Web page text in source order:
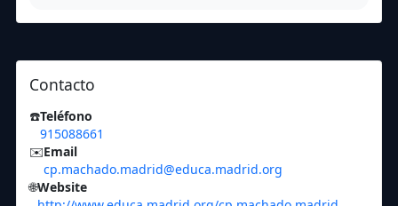
Contacto
☎️Teléfono
915088661
✉️Email
cp.machado.madrid@educa.madrid.org
🌐Website